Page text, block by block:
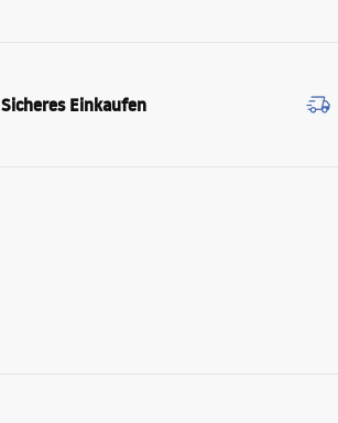
Sicheres Einkaufen